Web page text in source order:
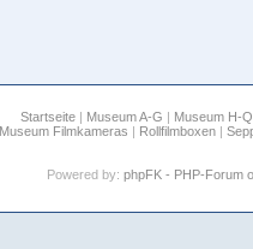
Startseite Museum A-G Museum H-Q
Museum Filmkameras
Rollfilmboxen|
Powered by: phpFK - PHP-Forum